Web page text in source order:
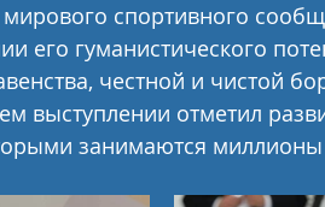
мирового спортивного
его гуманистического
честной и чистой
выступлении отметил
занимаются